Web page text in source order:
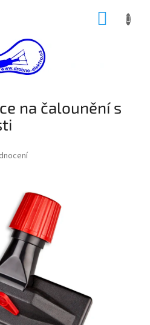
na čalounění s